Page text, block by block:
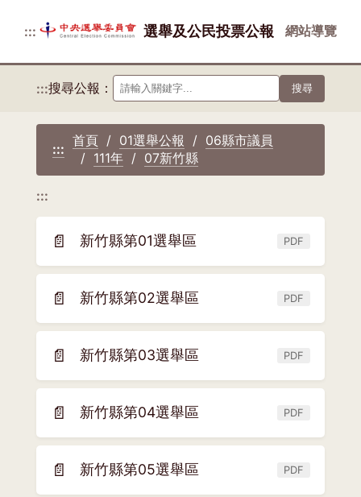
::: 選舉及公民投票公報 網站導覽
:::搜尋公報： 搜尋
:::
首頁 01選舉公報
06縣市議員
111年
07新竹縣
:::
📄 新竹縣第01選舉區 PDF
(另
開
新
視
窗)
📄 新竹縣第02選舉區 PDF
(另
開
新
視
窗)
📄 新竹縣第03選舉區 PDF
(另
開
新
視
窗)
📄 新竹縣第04選舉區 PDF
(另
開
新
視
📄 新竹縣第05選舉區 PDF
(另